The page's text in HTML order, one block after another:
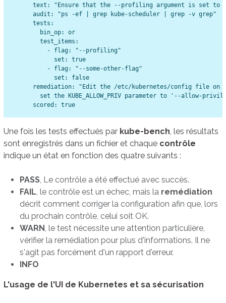
text: "Ensure that the --profiling argument is set to
      audit: "ps -ef | grep kube-scheduler | grep -v grep"
      tests:
        bin_op: or
        test_items:
          - flag: "--profiling"
            set: true
          - flag: "--some-other-flag"
            set: false
remediation: "Edit the /etc/kubernetes/config file on
set the KUBE_ALLOW_PRIV parameter to '--allow-
Une fois les tests effectués par kube-bench , les résultats
sont enregistrés dans un fichier et chaque contrôle
indique un état en fonction des quatre suivants :
PASS , Le contrôle a été effectué avec succès.
FAIL , le contrôle est un échec, mais la remédiation
décrit comment corriger la configuration afin que, lors
du prochain contrôle, celui soit OK.
WARN , le test nécessite une attention particulière,
vérifier la remédiation pour plus d'informations. Il ne
s'agit pas forcément d'un rapport d'erreur.
INFO
L'usage de l'UI de Kubernetes et sa sécurisation